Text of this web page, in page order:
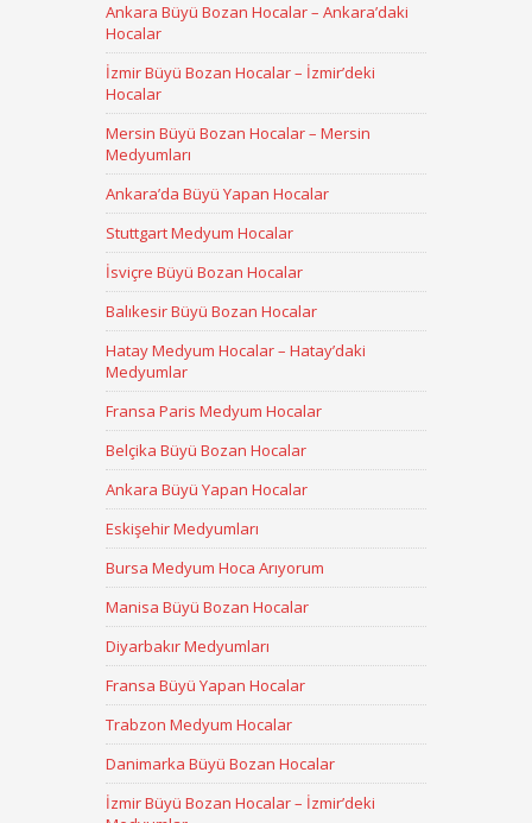
Ankara Büyü Bozan Hocalar – Ankara’daki
Hocalar
İzmir Büyü Bozan Hocalar – İzmir’deki
Hocalar
Mersin Büyü Bozan Hocalar – Mersin
Medyumları
Ankara’da Büyü Yapan Hocalar
Stuttgart Medyum Hocalar
İsviçre Büyü Bozan Hocalar
Balıkesir Büyü Bozan Hocalar
Hatay Medyum Hocalar – Hatay’daki
Medyumlar
Fransa Paris Medyum Hocalar
Belçika Büyü Bozan Hocalar
Ankara Büyü Yapan Hocalar
Eskişehir Medyumları
Bursa Medyum Hoca Arıyorum
Manisa Büyü Bozan Hocalar
Diyarbakır Medyumları
Fransa Büyü Yapan Hocalar
Trabzon Medyum Hocalar
Danimarka Büyü Bozan Hocalar
İzmir Büyü Bozan Hocalar – İzmir’deki